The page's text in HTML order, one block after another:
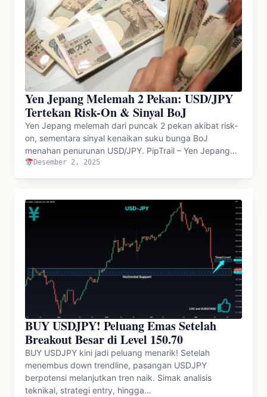
Yen Jepang Melemah 2 Pekan: USD/JPY
Tertekan Risk-On & Sinyal BoJ
Yen Jepang melemah dari puncak 2 pekan akibat risk-
on, sementara sinyal kenaikan suku bunga BoJ
menahan penurunan USD/JPY. PipTrail – Yen Jepang…
Desember 2, 2025
BUY USDJPY! Peluang Emas Setelah
Breakout Besar di Level 150.70
BUY USDJPY kini jadi peluang menarik! Setelah
menembus down trendline, pasangan USDJPY
berpotensi melanjutkan tren naik. Simak analisis
teknikal, strategi entry, hingga…